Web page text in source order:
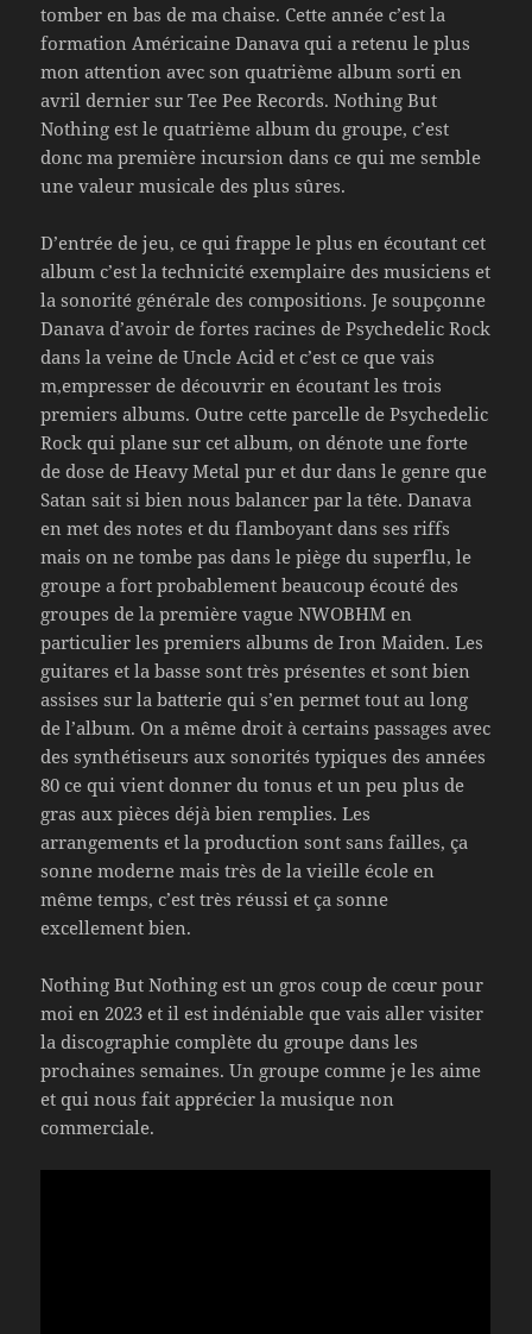
tomber en bas de ma chaise. Cette année c’est la
formation Américaine Danava qui a retenu le plus
mon attention avec son quatrième album sorti en
avril dernier sur Tee Pee Records. Nothing But
Nothing est le quatrième album du groupe, c’est
donc ma première incursion dans ce qui me semble
une valeur musicale des plus sûres.
D’entrée de jeu, ce qui frappe le plus en écoutant cet
album c’est la technicité exemplaire des musiciens et
la sonorité générale des compositions. Je soupçonne
Danava d’avoir de fortes racines de Psychedelic Rock
dans la veine de Uncle Acid et c’est ce que vais
m,empresser de découvrir en écoutant les trois
premiers albums. Outre cette parcelle de Psychedelic
Rock qui plane sur cet album, on dénote une forte
de dose de Heavy Metal pur et dur dans le genre que
Satan sait si bien nous balancer par la tête. Danava
en met des notes et du flamboyant dans ses riffs
mais on ne tombe pas dans le piège du superflu, le
groupe a fort probablement beaucoup écouté des
groupes de la première vague NWOBHM en
particulier les premiers albums de Iron Maiden. Les
guitares et la basse sont très présentes et sont bien
assises sur la batterie qui s’en permet tout au long
de l’album. On a même droit à certains passages avec
des synthétiseurs aux sonorités typiques des années
80 ce qui vient donner du tonus et un peu plus de
gras aux pièces déjà bien remplies. Les
arrangements et la production sont sans failles, ça
sonne moderne mais très de la vieille école en
même temps, c’est très réussi et ça sonne
excellement bien.
Nothing But Nothing est un gros coup de cœur pour
moi en 2023 et il est indéniable que vais aller visiter
la discographie complète du groupe dans les
prochaines semaines. Un groupe comme je les aime
et qui nous fait apprécier la musique non
commerciale.